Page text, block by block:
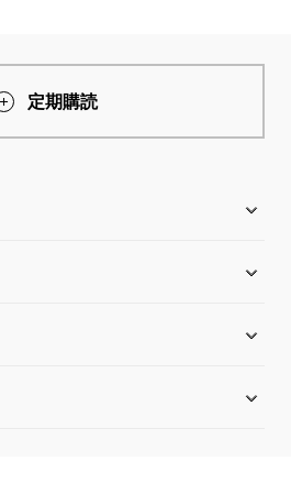
定期購読